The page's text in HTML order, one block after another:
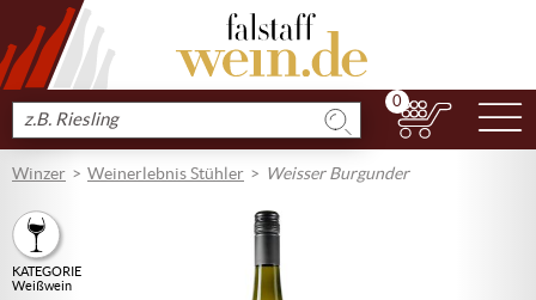
Produkt
suchen
0
Winzer Weinerlebnis Stühler Weisser Burgunder
KATEGORIE
Weißwein